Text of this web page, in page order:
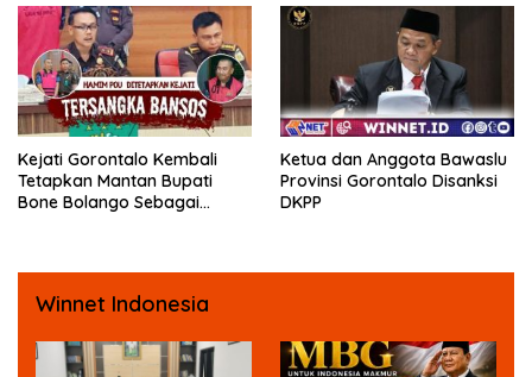
Fisik oleh Beberapa
Temannya
Kejati Gorontalo Kembali
Tetapkan Mantan Bupati
Bone Bolango Sebagai
Ketua dan Anggota Bawaslu
Provinsi Gorontalo Disanksi
DKPP
Winnet Indonesia